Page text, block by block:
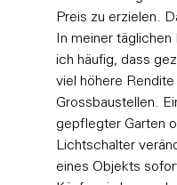
Preis zu erzielen.
In meiner
ich häufig, dass
viel höhere
Grossbaustellen.
gepflegter Garten
Lichtschalter
eines Objekts